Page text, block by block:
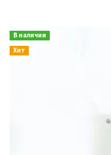
В наличии
Хит